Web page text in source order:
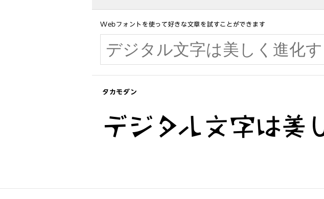
Webフォントを使って好きな文章を試すことができます
タカモダン
デジタル文字は美